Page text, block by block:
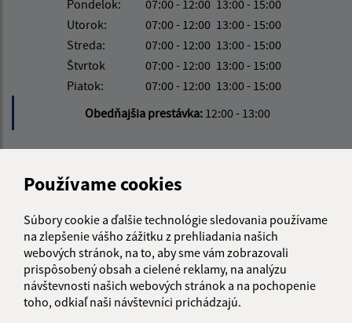
Používame cookies
Súbory cookie a ďalšie technológie sledovania používame
na zlepšenie vášho zážitku z prehliadania našich
webových stránok, na to, aby sme vám zobrazovali
prispôsobený obsah a cielené reklamy, na analýzu
návštevnosti našich webových stránok a na pochopenie
toho, odkiaľ naši návštevníci prichádzajú.
Pondelok:
07:00 - 12:00 13:00 - 15:00
Utorok:
07:00 - 12:00 13:00 - 15:00
Streda:
07:00 - 12:00 13:00 - 15:00
Štvrtok
07:00 - 12:00 13:00 - 15:00
Piatok:
07:00 - 12:00 13:00 - 15:00
Obedňajšia prestávka: 12:00 - 13:00
Obecný úrad Richvald
Richvald 179
085 01 Bardejov
info@richvald.sk
+421 915 857 104
IČO: 00322555